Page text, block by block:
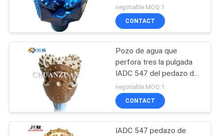
MAPA
SITIO
PRIVACY
POLICY
Solo pedazo de
cono
51
12 transportes sellados
1/4 pulgada
negotiable MOQ:1
CONTACT
Pozo de agua que
perfora tres la pulgada
IADC 547 del pedazo de
cono 8 el 1/2 para el
heavy
negotiable MOQ:1
CONTACT
IADC 547 pedazo de